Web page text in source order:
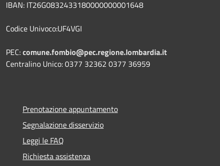
IBAN: IT26G0832433180000000001648
Codice Univoco:UF4VGI
PEC:comune.fombio@pec.regione.lombardia.it
Centralino Unico: 0377 32362 0377 36959
Prenotazione appuntamento
Segnalazione disservizio
Leggi le FAQ
Richiesta assistenza